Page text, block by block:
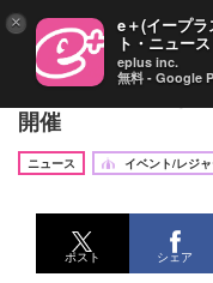
ポケモンの謎解き
開催
ニュース
イベント/レジ
ポスト シェア
× e＋(イープ
ト・ニュー
eplus inc.
無料 - Google